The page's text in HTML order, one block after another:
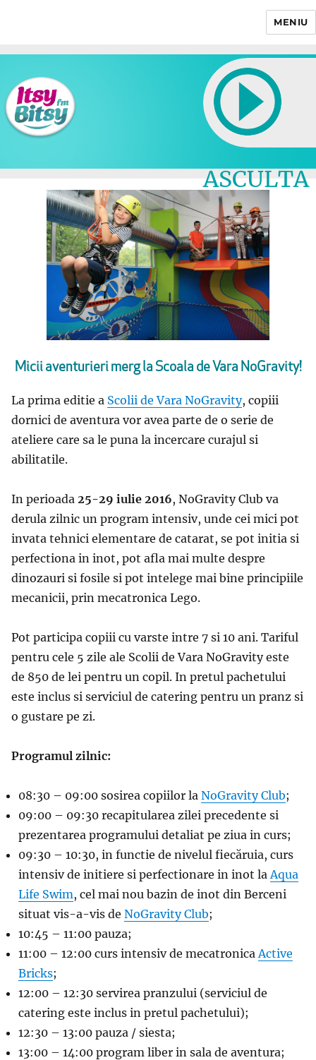
MENIU
ASCULTA
LIVE
Micii aventurieri merg la Scoala de Vara NoGravity!
La prima editie a Scolii de Vara NoGravity, copiii
dornici de aventura vor avea parte de o serie de
ateliere care sa le puna la incercare curajul si
abilitatile.
In perioada 25-29 iulie 2016, NoGravity Club va
derula zilnic un program intensiv, unde cei mici pot
invata tehnici elementare de catarat, se pot initia si
perfectiona in inot, pot afla mai multe despre
dinozauri si fosile si pot intelege mai bine principiile
mecanicii, prin mecatronica Lego.
Pot participa copiii cu varste intre 7 si 10 ani. Tariful
pentru cele 5 zile ale Scolii de Vara NoGravity este
de 850 de lei pentru un copil. In pretul pachetului
este inclus si serviciul de catering pentru un pranz si
o gustare pe zi.
Programul zilnic:
08:30 – 09:00 sosirea copiilor la NoGravity Club;
09:00 – 09:30 recapitularea zilei precedente si
prezentarea programului detaliat pe ziua in curs;
09:30 – 10:30, in functie de nivelul fiecăruia, curs
intensiv de initiere si perfectionare in inot la Aqua
Life Swim, cel mai nou bazin de inot din Berceni
situat vis-a-vis de NoGravity Club;
10:45 – 11:00 pauza;
11:00 – 12:00 curs intensiv de mecatronica Active
Bricks;
12:00 – 12:30 servirea pranzului (serviciul de
catering este inclus in pretul pachetului);
12:30 – 13:00 pauza / siesta;
13:00 – 14:00 program liber in sala de aventura;